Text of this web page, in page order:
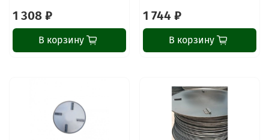
1 308 ₽
В корзину
1 744 ₽
В корзину